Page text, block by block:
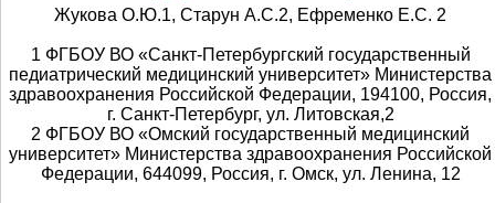
Жукова О.Ю.1, Старун А.С.2, Ефременко Е.С. 2
1 ФГБОУ ВО «Санкт-Петербургский государственный
педиатрический медицинский университет» Министерства
здравоохранения Российской Федерации, 194100, Россия,
г. Санкт-Петербург, ул. Литовская,2
2 ФГБОУ ВО «Омский государственный медицинский
университет» Министерства здравоохранения Российской
Федерации, 644099, Россия, г. Омск, ул. Ленина, 12